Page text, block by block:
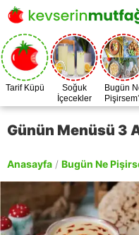
Tarif Küpü
Soğuk
İçecekler
Bugün
Günün Menüsü 3
Anasayfa / Bugün Ne